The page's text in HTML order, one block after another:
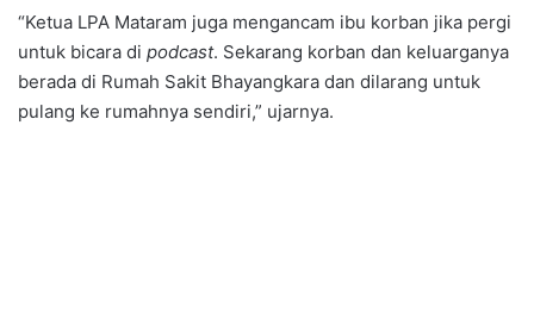
“Ketua LPA Mataram juga mengancam ibu korban jika pergi
untuk bicara di podcast. Sekarang korban dan keluarganya
berada di Rumah Sakit Bhayangkara dan dilarang untuk
pulang ke rumahnya sendiri,” ujarnya.